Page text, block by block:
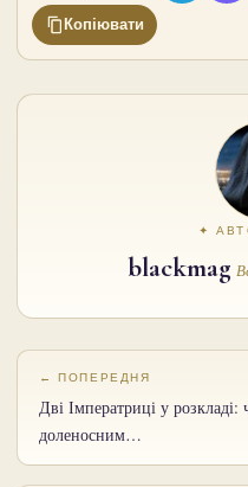
Копіювати
✦
blackmag
← ПОПЕРЕДНЯ
Дві Імператриці у розкладі:
доленосним…